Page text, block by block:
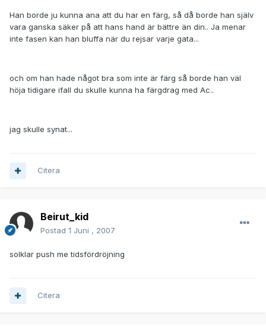
Han borde ju kunna ana att du har en färg, så då borde han själv
vara ganska säker på att hans hand är bättre än din.. Ja menar
inte fasen kan han bluffa när du rejsar varje gata...
och om han hade något bra som inte är färg så borde han väl
höja tidigare ifall du skulle kunna ha färgdrag med Ac..
jag skulle synat...
Citera
Beirut_kid
Postad 1 Juni , 2007
solklar push me tidsfördröjning
Citera